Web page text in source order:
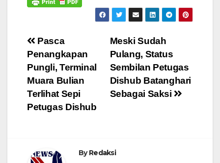
Navigasi
pos
Meski Sudah
Pulang, Status
Sembilan Petugas
Dishub Batanghari
Sebagai Saksi
Pasca
Penangkapan
Pungli, Terminal
Muara Bulian
Terlihat Sepi
Petugas Dishub
ByRedaksi